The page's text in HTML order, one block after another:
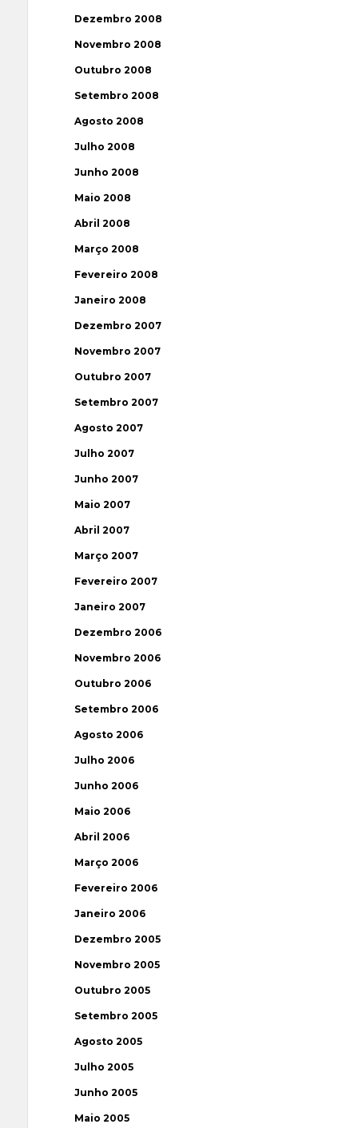
Dezembro 2008
Novembro 2008
Outubro 2008
Setembro 2008
Agosto 2008
Julho 2008
Junho 2008
Maio 2008
Abril 2008
Março 2008
Fevereiro 2008
Janeiro 2008
Dezembro 2007
Novembro 2007
Outubro 2007
Setembro 2007
Agosto 2007
Julho 2007
Junho 2007
Maio 2007
Abril 2007
Março 2007
Fevereiro 2007
Janeiro 2007
Dezembro 2006
Novembro 2006
Outubro 2006
Setembro 2006
Agosto 2006
Julho 2006
Junho 2006
Maio 2006
Abril 2006
Março 2006
Fevereiro 2006
Janeiro 2006
Dezembro 2005
Novembro 2005
Outubro 2005
Setembro 2005
Agosto 2005
Julho 2005
Junho 2005
Maio 2005